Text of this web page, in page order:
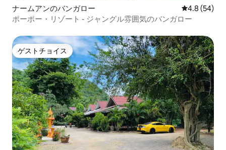
ナームアンのバンガロー レビュー54
4.8 (54)
ポーポー・リゾート - ジャングル雰囲気のバンガロー
ゲストチョイス
ゲストチョイス